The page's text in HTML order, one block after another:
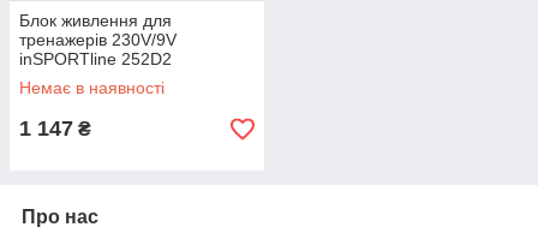
Блок живлення для
тренажерів 230V/9V
inSPORTline 252D2
Немає в наявності
1 147 ₴
Про нас